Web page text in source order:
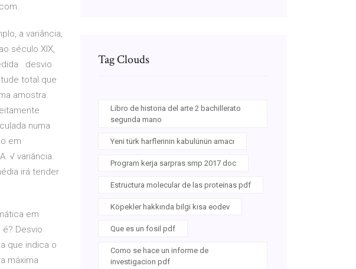
a variância,
século XIX,
desvio
total que
amostra.
numa
em
√ variância.
irá tender
em
é? Desvio
que indica o
máxima
Tag Clouds
Libro de historia del arte 2 bachillerato
segunda mano
Yeni türk harflerinin kabulünün amacı
Program kerja sarpras smp 2017 doc
Estructura molecular de las proteinas pdf
Köpekler hakkında bilgi kısa eodev
Que es un fosil pdf
Como se hace un informe de
investigacion pdf